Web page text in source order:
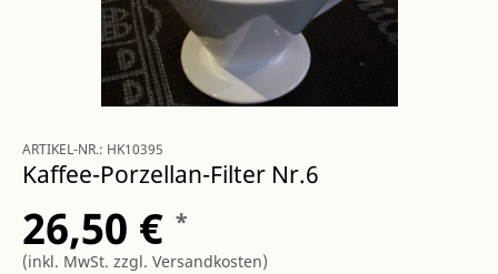
ARTIKEL-NR.: HK10395
Kaffee-Porzellan-Filter Nr.6
26,50 € *
(inkl. MwSt. zzgl. Versandkosten)